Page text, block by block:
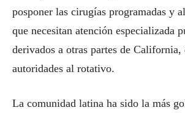
posponer las cirugías programadas y
que necesitan atención especializada
derivados a otras partes de
autoridades al rotativo.
La comunidad latina ha sido la más